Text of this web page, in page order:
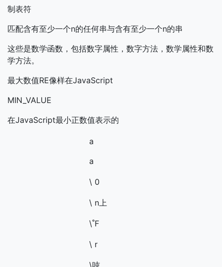
制表符
匹配含有至少一个n的任何串与含有至少一个n的串
这些是数学函数，包括数字属性，数字方法，数学属性和数
学方法。
最大数值RE像样在JavaScript
MIN_VALUE
在JavaScript最小正数值表示的
a
a
\ 0
\ n上
\˚F
\ r
\吨